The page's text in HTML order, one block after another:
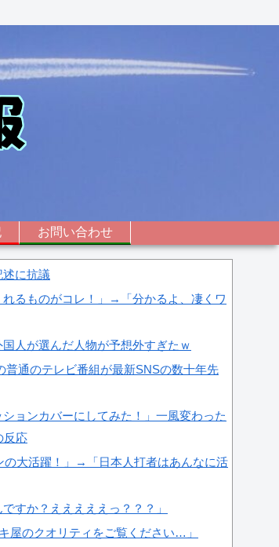
お問い合わせ
に抗議
るものがコレ！」→「分かるよ、凄くワ
人が選んだ人物が予想外すぎたｗ
通のテレビ番組が最新SNSの数十年先
ョンカバーにしてみた！」一風変わった
反応
の大活躍！」→「日本人打者はあんなに活
すか？えええええっ？？？」
屋のクオリティをご覧ください…」